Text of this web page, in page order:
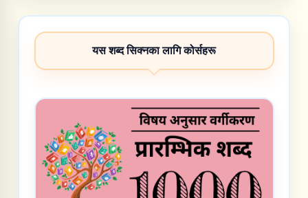
यस शब्द सिक्नका लागि कोर्सहरू